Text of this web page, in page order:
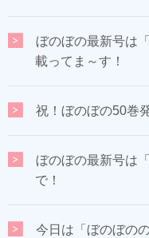
ぼのぼの最新号は
載ってま～す！
祝！ぼのぼの50巻
ぼのぼの最新号は
で！
今日は「ぼのぼの